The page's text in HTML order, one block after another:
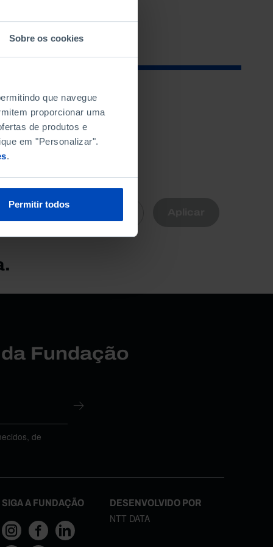
Sobre os cookies
que navegue
proporcionar uma
de produtos e
em "Personalizar".
.
Permitir todos
Fundação
de
SIGA A FUNDAÇÃO DESENVOLVIDO POR
NTT DATA